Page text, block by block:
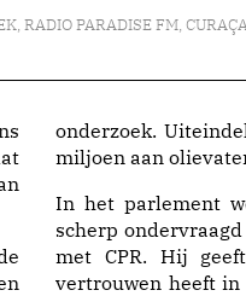
,RADIO PARADISE FM,
onderzoek.
miljoen aan
In het parlement
scherp
met CPR. Hij
vertrouwen heeft